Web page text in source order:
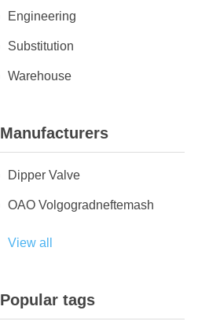
Engineering
Substitution
Warehouse
Manufacturers
Dipper Valve
OAO Volgogradneftemash
View all
Popular tags